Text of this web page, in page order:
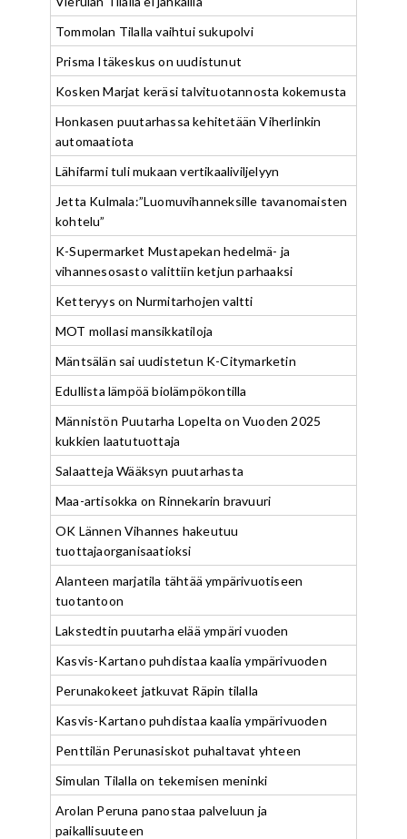
Tommolan Tilalla vaihtui sukupolvi
Prisma Itäkeskus on uudistunut
Kosken Marjat keräsi talvituotannosta kokemusta
Honkasen puutarhassa kehitetään Viherlinkin
automaatiota
Lähifarmi tuli mukaan vertikaaliviljelyyn
Jetta Kulmala:”Luomuvihanneksille tavanomaisten
kohtelu”
K-Supermarket Mustapekan hedelmä- ja
vihannesosasto valittiin ketjun parhaaksi
Ketteryys on Nurmitarhojen valtti
MOT mollasi mansikkatiloja
Mäntsälän sai uudistetun K-Citymarketin
Edullista lämpöä biolämpökontilla
Männistön Puutarha Lopelta on Vuoden 2025
kukkien laatutuottaja
Salaatteja Wääksyn puutarhasta
Maa-artisokka on Rinnekarin bravuuri
OK Lännen Vihannes hakeutuu
tuottajaorganisaatioksi
Alanteen marjatila tähtää ympärivuotiseen
tuotantoon
Lakstedtin puutarha elää ympäri vuoden
Kasvis-Kartano puhdistaa kaalia ympärivuoden
Perunakokeet jatkuvat Räpin tilalla
Kasvis-Kartano puhdistaa kaalia ympärivuoden
Penttilän Perunasiskot puhaltavat yhteen
Simulan Tilalla on tekemisen meninki
Arolan Peruna panostaa palveluun ja
paikallisuuteen